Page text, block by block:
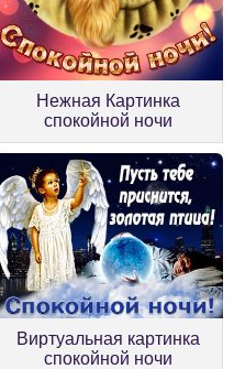
Нежная Картинка
спокойной ночи
Виртуальная картинка
спокойной ночи